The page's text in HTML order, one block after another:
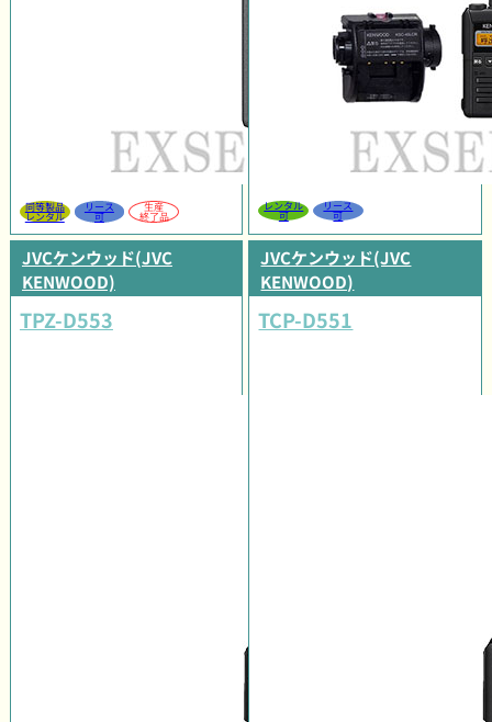
同等製品
レンタル
リース
可
生産
終了品
レンタル
可
リース
可
JVCケンウッド(JVC
KENWOOD)
TPZ-D553
JVCケンウッド(JVC
KENWOOD)
TCP-D551